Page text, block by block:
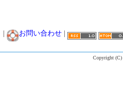
お問い合わせ
Copyright (C)